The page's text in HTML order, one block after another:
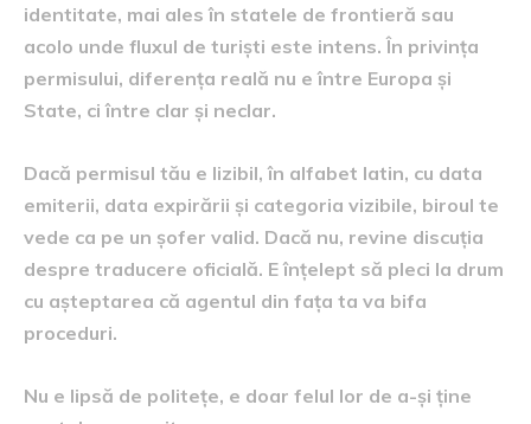
identitate, mai ales în statele de frontieră sau
acolo unde fluxul de turiști este intens. În privința
permisului, diferența reală nu e între Europa și
State, ci între clar și neclar.
Dacă permisul tău e lizibil, în alfabet latin, cu data
emiterii, data expirării și categoria vizibile, biroul te
vede ca pe un șofer valid. Dacă nu, revine discuția
despre traducere oficială. E înțelept să pleci la drum
cu așteptarea că agentul din fața ta va bifa
proceduri.
Nu e lipsă de politețe, e doar felul lor de a-și ține